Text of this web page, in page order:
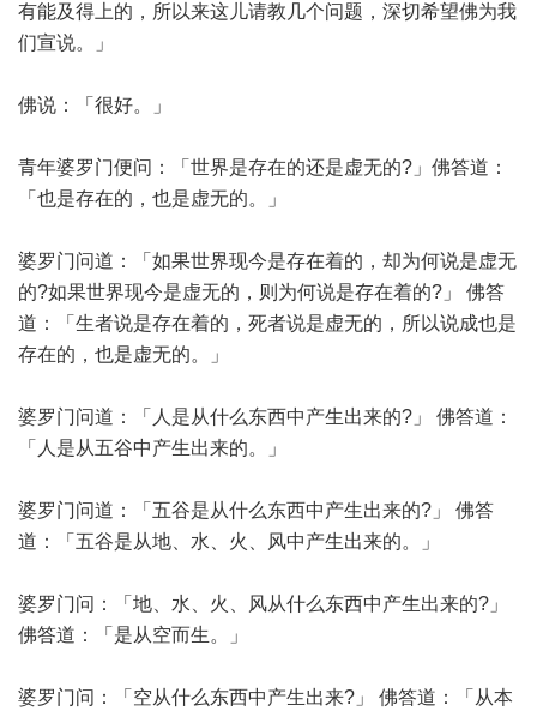
有能及得上的，所以来这儿请教几个问题，深切希望佛为我
们宣说。」
佛说：「很好。」
青年婆罗门便问：「世界是存在的还是虚无的?」佛答道：
「也是存在的，也是虚无的。」
婆罗门问道：「如果世界现今是存在着的，却为何说是虚无
的?如果世界现今是虚无的，则为何说是存在着的?」 佛答
道：「生者说是存在着的，死者说是虚无的，所以说成也是
存在的，也是虚无的。」
婆罗门问道：「人是从什么东西中产生出来的?」 佛答道：
「人是从五谷中产生出来的。」
婆罗门问道：「五谷是从什么东西中产生出来的?」 佛答
道：「五谷是从地、水、火、风中产生出来的。」
婆罗门问：「地、水、火、风从什么东西中产生出来的?」
佛答道：「是从空而生。」
婆罗门问：「空从什么东西中产生出来?」 佛答道：「从本